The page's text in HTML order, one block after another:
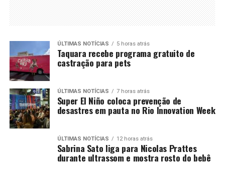
ÚLTIMAS NOTÍCIAS 5 horas atrás
Taquara recebe programa gratuito de
castração para pets
ÚLTIMAS NOTÍCIAS 7 horas atrás
Super El Niño coloca prevenção de
desastres em pauta no Rio Innovation Week
ÚLTIMAS NOTÍCIAS 12 horas atrás
Sabrina Sato liga para Nicolas Prattes
durante ultrassom e mostra rosto do bebê